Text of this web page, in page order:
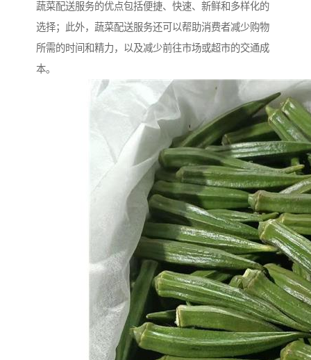
蔬菜配送服务的优点包括便捷、快速、新鲜和多样化的
选择；此外，蔬菜配送服务还可以帮助消费者减少购物
所需的时间和精力，以及减少前往市场或超市的交通成
本。